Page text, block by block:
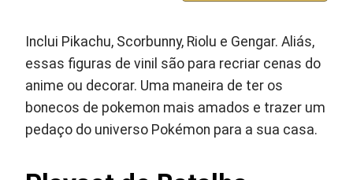
Inclui Pikachu, Scorbunny, Riolu e Gengar. Aliás,
essas figuras de vinil são para recriar cenas do
anime ou decorar. Uma maneira de ter os
bonecos de pokemon mais amados e trazer um
pedaço do universo Pokémon para a sua casa.